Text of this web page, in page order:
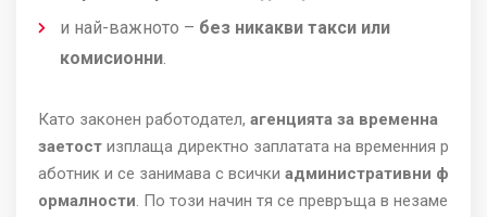
и най-важното – без никакви такси или
комисионни.
Като законен работодател, агенцията за временна
заетост изплаща директно заплатата на временния р
аботник и се занимава с всички административни ф
ормалности. По този начин тя се превръща в незаме